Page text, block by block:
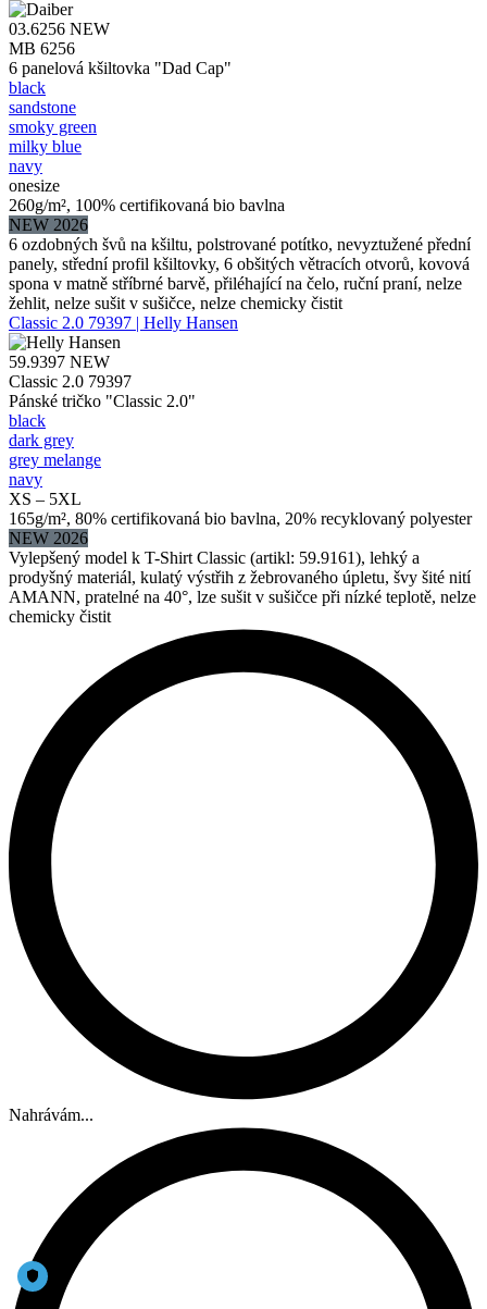
03.6256 NEW
MB 6256
6 panelová kšiltovka "Dad Cap"
black
sandstone
smoky green
milky blue
navy
onesize
260g/m², 100% certifikovaná bio bavlna
NEW 2026
6 ozdobných švů na kšiltu, polstrované potítko, nevyztužené přední
panely, střední profil kšiltovky, 6 obšitých větracích otvorů, kovová
spona v matně stříbrné barvě, přiléhající na čelo, ruční praní, nelze
žehlit, nelze sušit v sušičce, nelze chemicky čistit
Classic 2.0 79397 | Helly Hansen
59.9397 NEW
Classic 2.0 79397
Pánské tričko "Classic 2.0"
black
dark grey
grey melange
navy
XS – 5XL
165g/m², 80% certifikovaná bio bavlna, 20% recyklovaný polyester
NEW 2026
Vylepšený model k T-Shirt Classic (artikl: 59.9161), lehký a
prodyšný materiál, kulatý výstřih z žebrovaného úpletu, švy šité nití
AMANN, pratelné na 40°, lze sušit v sušičce při nízké teplotě, nelze
chemicky čistit
Nahrávám...